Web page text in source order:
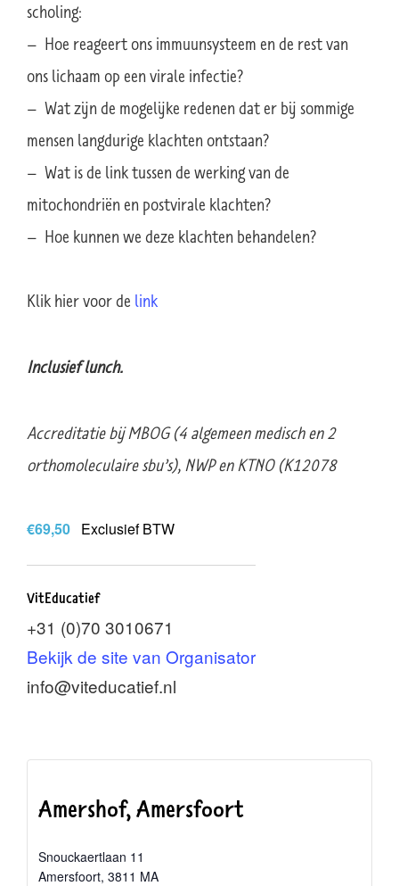
scholing:
– Hoe reageert ons immuunsysteem en de rest van
ons lichaam op een virale infectie?
– Wat zijn de mogelijke redenen dat er bij sommige
mensen langdurige klachten ontstaan?
– Wat is de link tussen de werking van de
mitochondriën en postvirale klachten?
– Hoe kunnen we deze klachten behandelen?
Klik hier voor de link
Inclusief lunch.
Accreditatie bij MBOG (4 algemeen medisch en 2
orthomoleculaire sbu’s), NWP en KTNO (K12078
€69,50 Exclusief BTW
VitEducatief
+31 (0)70 3010671
Bekijk de site van Organisator
info@viteducatief.nl
Amershof, Amersfoort
Snouckaertlaan 11
Amersfoort, 3811 MA